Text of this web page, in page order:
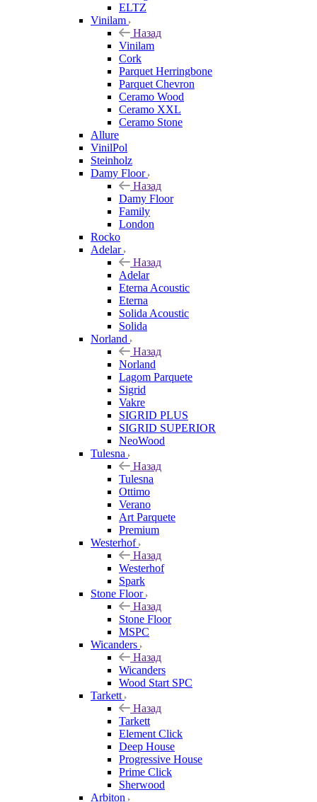
ELTZ
Vinilam
Назад
Vinilam
Cork
Parquet Herringbone
Parquet Chevron
Ceramo Wood
Ceramo XXL
Ceramo Stone
Allure
VinilPol
Steinholz
Damy Floor
Назад
Damy Floor
Family
London
Rocko
Adelar
Назад
Adelar
Eterna Acoustic
Eterna
Solida Acoustic
Solida
Norland
Назад
Norland
Lagom Parquete
Sigrid
Vakre
SIGRID PLUS
SIGRID SUPERIOR
NeoWood
Tulesna
Назад
Tulesna
Ottimo
Verano
Art Parquete
Premium
Westerhof
Назад
Westerhof
Spark
Stone Floor
Назад
Stone Floor
MSPC
Wicanders
Назад
Wicanders
Wood Start SPC
Tarkett
Назад
Tarkett
Element Click
Deep House
Progressive House
Prime Click
Sherwood
Arbiton